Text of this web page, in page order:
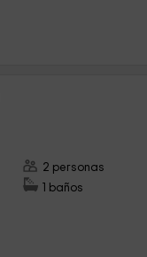
2 personas
1 baños